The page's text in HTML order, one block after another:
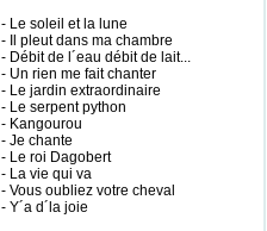
- Le soleil et la lune
- Il pleut dans ma chambre
- Débit de l´eau débit de lait...
- Un rien me fait chanter
- Le jardin extraordinaire
- Le serpent python
- Kangourou
- Je chante
- Le roi Dagobert
- La vie qui va
- Vous oubliez votre cheval
- Y´a d´la joie